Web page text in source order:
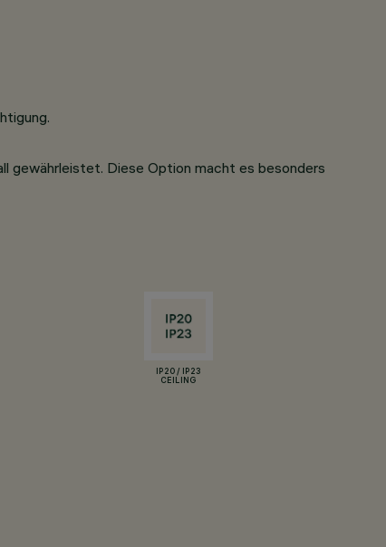
gewährleistet. Diese Option macht es besonders
IP20 / IP23
CEILING